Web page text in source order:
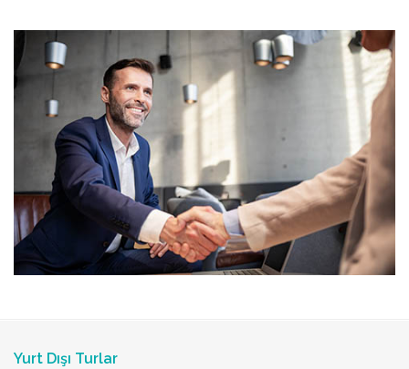
Yurt Dışı Turlar